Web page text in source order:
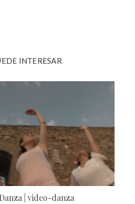
INTERESAR
| video-danza